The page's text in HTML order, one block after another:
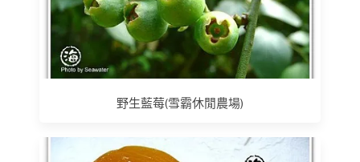
野生藍莓(雪霸休閒農場)